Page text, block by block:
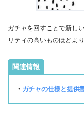
ガチャを回すことで新し
リティの高いものほどよ
関連情報
・ ガチャの仕様と提供